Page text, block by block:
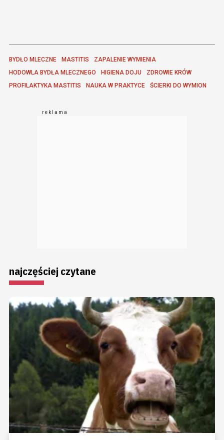
BYDŁO MLECZNE MASTITIS
ZAPALENIE WYMIENIA
HODOWLA BYDŁA MLECZNEGO
HIGIENA DOJU
ZDROWIE KRÓW
PROFILAKTYKA MASTITIS
NAUKA W PRAKTYCE ŚCIERKI DO WYMION
najczęściej czytane